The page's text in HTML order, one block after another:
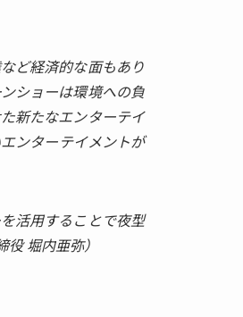
ど経済的な面もあり
ショーは環境への負
新たなエンターテイ
ンターテイメントが
活用することで夜型
堀内亜弥）